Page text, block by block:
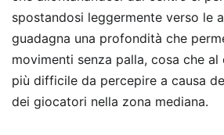
spostandosi leggermente verso le
guadagna una profondità che
movimenti senza palla, cosa che
più difficile da percepire a causa
dei giocatori nella zona mediana.